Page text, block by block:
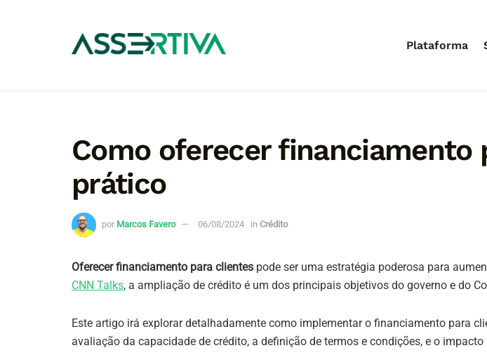
Plataforma
Como oferecer financiamento
prático
por Marcos Favero 06/08/2024 in Crédito
Oferecer financiamento para clientes pode ser uma estratégia poderosa para
CNN Talks, a ampliação de crédito é um dos principais objetivos do governo e do
Este artigo irá explorar detalhadamente como implementar o financiamento para
avaliação da capacidade de crédito, a definição de termos e condições, e o